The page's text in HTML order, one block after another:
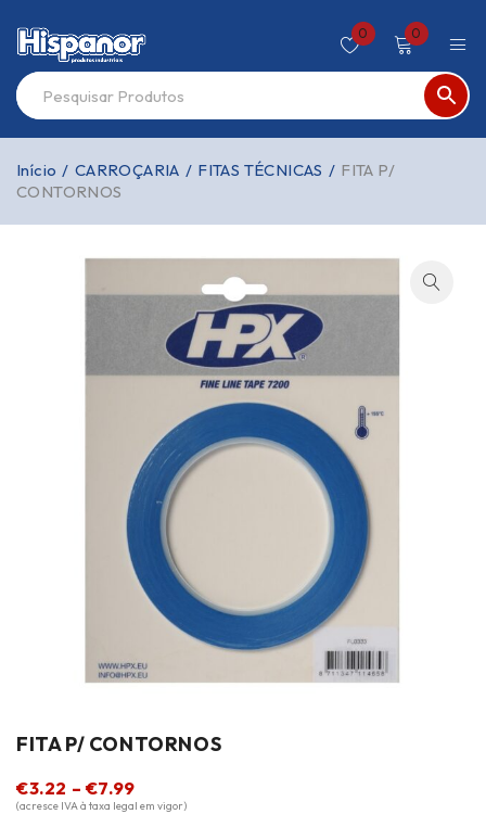
0 0
Início / CARROÇARIA / FITAS TÉCNICAS / FITA P/
CONTORNOS
FITA P/ CONTORNOS
€3.22 – €7.99
(acresce IVA à taxa legal em vigor)